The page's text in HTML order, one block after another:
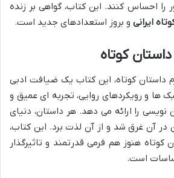
احساس کنند. این کتاب، گواهی بر زنده
ایرانی و بروز استعدادهای جدید است.
کوتاه
داستان کوتاه، این کتاب یک ضیافت ادبی
ها و رویکردهای روایی، تجربه ای عمیق و
نویسی را ارائه می دهد. هر داستان، دنیای
آن غرق شد و از آن لذت برد. این کتاب،
هنوز هم فرمی قدرتمند و تاثیرگذار
است.